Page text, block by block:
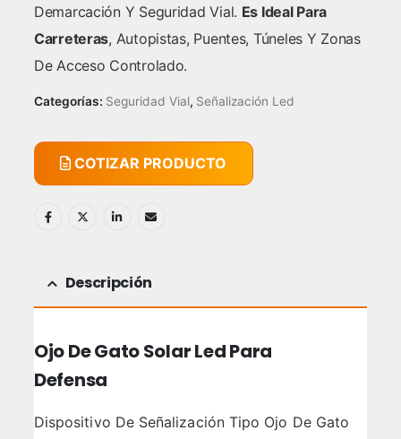
Demarcación Y Seguridad Vial. Es Ideal Para
Carreteras, Autopistas, Puentes, Túneles Y Zonas
De Acceso Controlado.
Categorías: Seguridad Vial, Señalización Led
COTIZAR PRODUCTO
Descripción
Ojo De Gato Solar Led Para
Defensa
Dispositivo De Señalización Tipo Ojo De Gato